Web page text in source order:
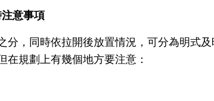
意事項
分，同時依拉開後放置情況，可分為明式
在規劃上有幾個地方要注意：